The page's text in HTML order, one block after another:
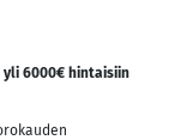
6000€ hintaisiin